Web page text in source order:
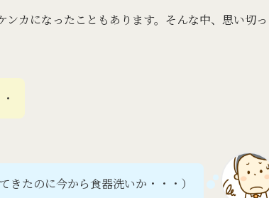
カになったこともあります。そんな中、思い切っ
きたのに今から食器洗いか・・・）